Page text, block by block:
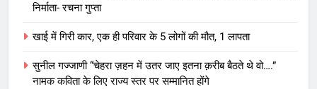
निर्माता- रचना गुप्ता
खाई में गिरी कार, एक ही परिवार के 5 लोगों की मौत, 1 लापता
सुनील गज्जाणी “चेहरा ज़हन में उतर जाए इतना क़रीब बैठते थे वो….”
नामक कविता के लिए राज्य स्तर पर सम्मानित होंगे